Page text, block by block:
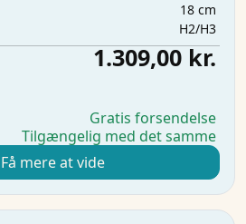
18 cm
H2/H3
1.309,00 kr.
Gratis forsendelse
Tilgængelig med det samme
mere at vide